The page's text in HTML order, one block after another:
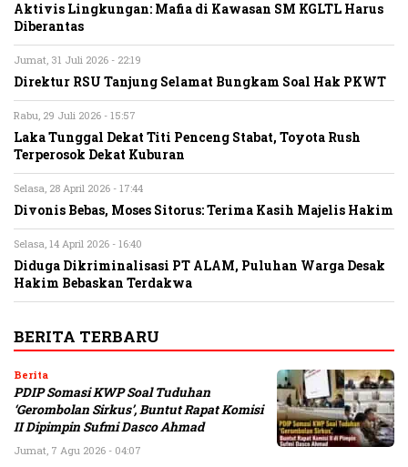
Aktivis Lingkungan: Mafia di Kawasan SM KGLTL Harus
Diberantas
Jumat, 31 Juli 2026 - 22:19
Direktur RSU Tanjung Selamat Bungkam Soal Hak PKWT
Rabu, 29 Juli 2026 - 15:57
Laka Tunggal Dekat Titi Penceng Stabat, Toyota Rush
Terperosok Dekat Kuburan
Selasa, 28 April 2026 - 17:44
Divonis Bebas, Moses Sitorus: Terima Kasih Majelis Hakim
Selasa, 14 April 2026 - 16:40
Diduga Dikriminalisasi PT ALAM, Puluhan Warga Desak
Hakim Bebaskan Terdakwa
BERITA TERBARU
Berita
PDIP Somasi KWP Soal Tuduhan
‘Gerombolan Sirkus’, Buntut Rapat Komisi
II Dipimpin Sufmi Dasco Ahmad
Jumat, 7 Agu 2026 - 04:07